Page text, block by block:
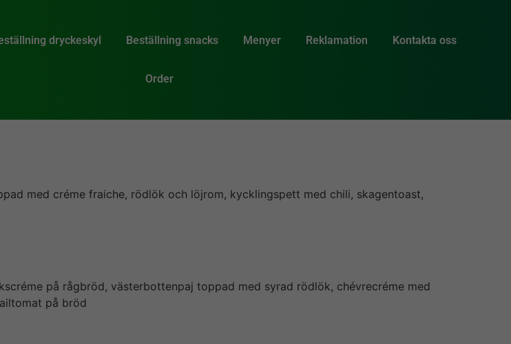
dryckeskyl Beställning snacks Menyer Reklamation Kontakta oss
Order
med créme fraiche, rödlök och löjrom, kycklingspett med chili, skagentoast,
på rågbröd, västerbottenpaj toppad med syrad rödlök, chévrecréme med
på bröd